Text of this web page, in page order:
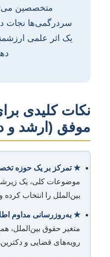
متخصصین
سردرگمی‌ها نجات
یک اثر علمی
نکات کلیدی
موفق (ارشد و
★ تمرکز بر یک حوزه
موضوعات کلی، یک
بین‌الملل را انتخاب
★ به‌روزرسانی مداوم
متغیر حقوق بین‌الملل،
رویه‌های قضایی و